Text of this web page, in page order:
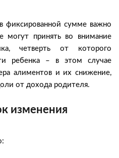
фиксированной сумме важно
могут принять во внимание
четверть от которого
ребенка – в этом случае
алиментов и их снижение,
от дохода родителя.
изменения